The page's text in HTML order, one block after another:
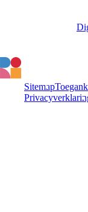
Sitemap